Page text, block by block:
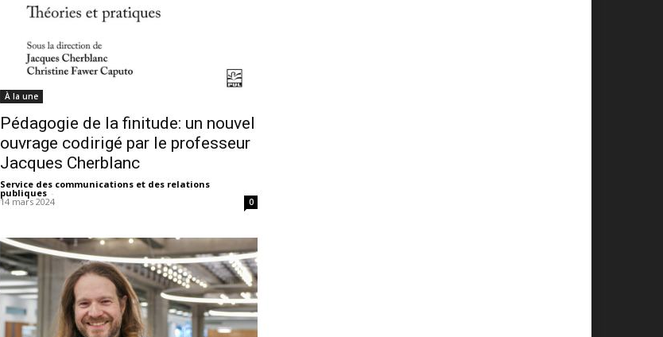
À la une
Pédagogie de la finitude: un nouvel
ouvrage codirigé par le professeur
Jacques Cherblanc
Service des communications et des relations
publiques -
14 mars 2024 0